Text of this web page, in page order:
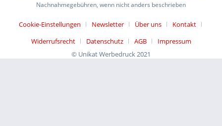
Nachnahmegebühren, wenn nicht anders beschrieben
Cookie-Einstellungen Newsletter Über uns
Kontakt
Widerrufsrecht
Datenschutz AGB
Impressum
© Unikat Werbedruck 2021